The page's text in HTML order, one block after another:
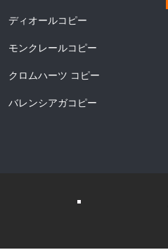
ディオールコピー
モンクレールコピー
クロムハーツ コピー
バレンシアガコピー